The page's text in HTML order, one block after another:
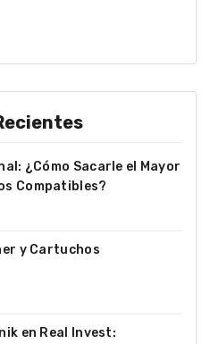
¿Cómo Sacarle el Mayor
Compatibles?
y Cartuchos
en Real Invest: